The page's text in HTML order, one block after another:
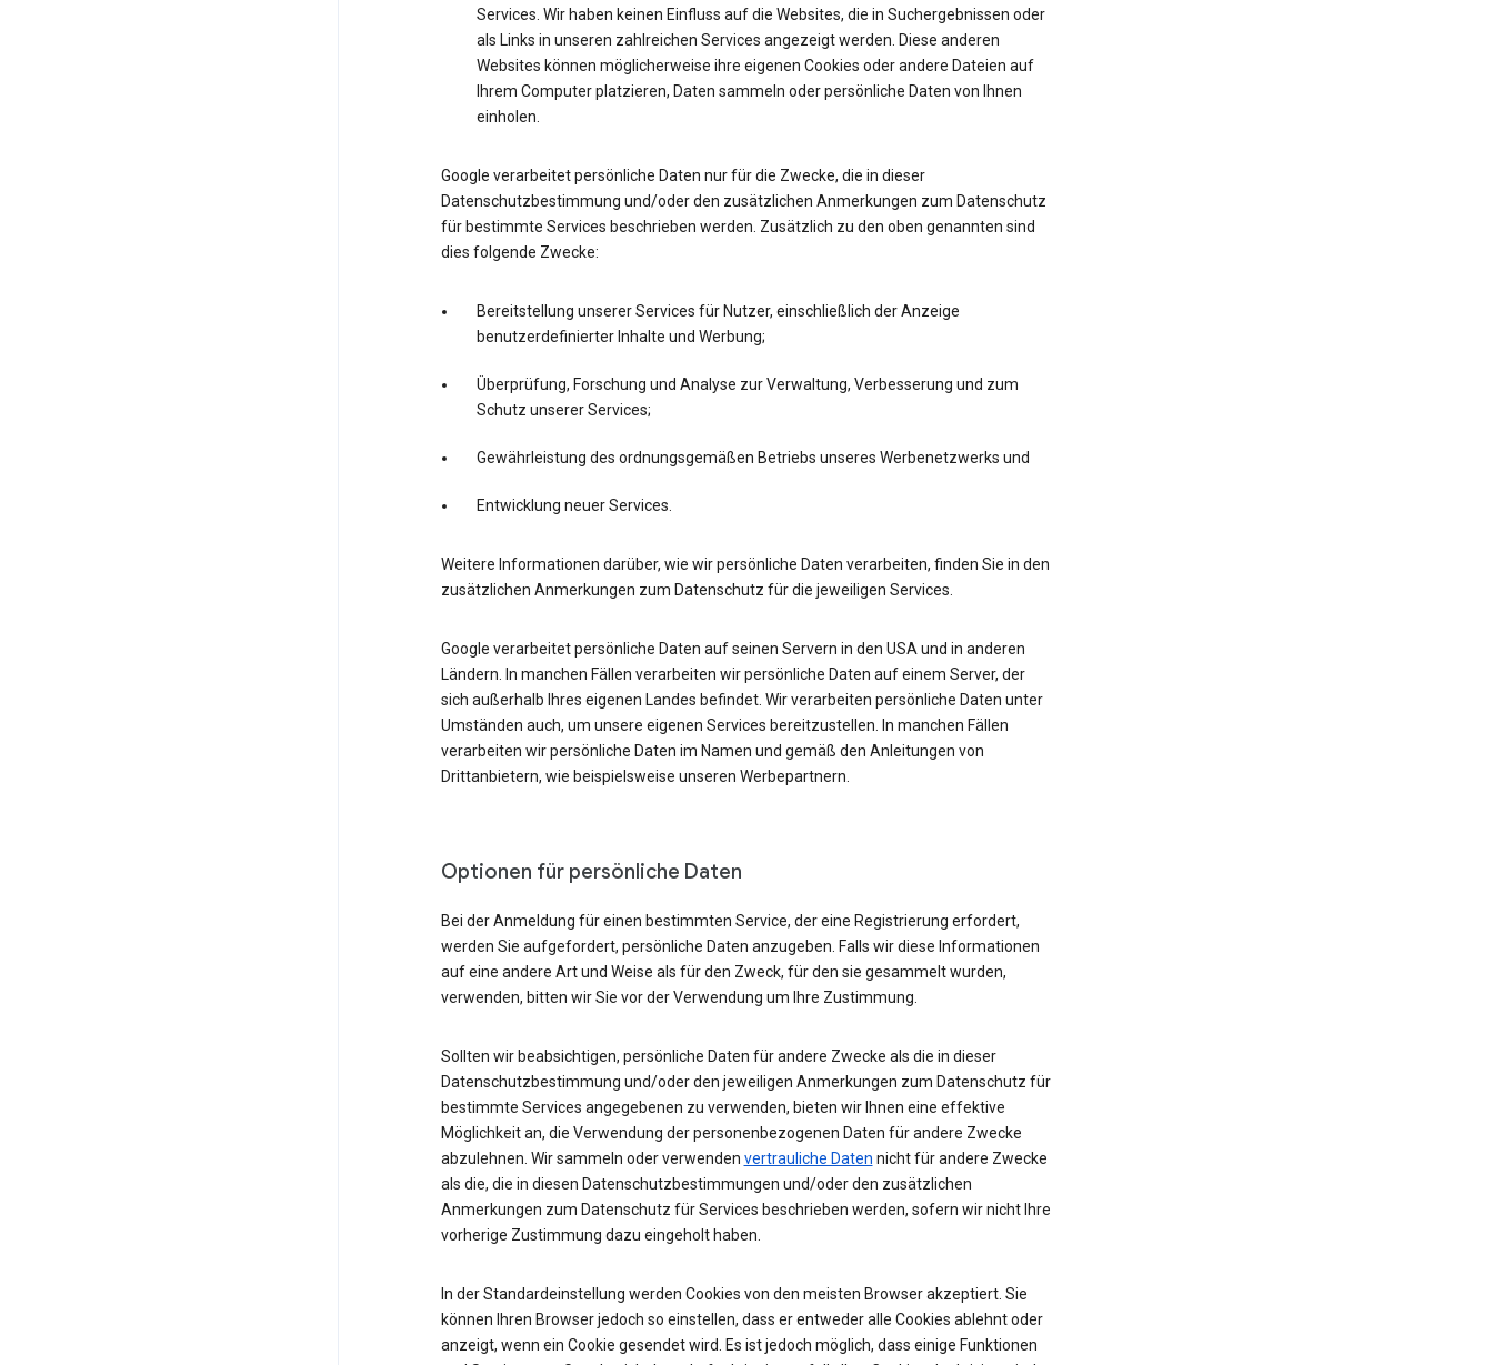
Services. Wir haben keinen Einfluss auf die Websites, die in Suchergebnissen oder
als Links in unseren zahlreichen Services angezeigt werden. Diese anderen
Websites können möglicherweise ihre eigenen Cookies oder andere Dateien auf
Ihrem Computer platzieren, Daten sammeln oder persönliche Daten von Ihnen
einholen.
Google verarbeitet persönliche Daten nur für die Zwecke, die in dieser
Datenschutzbestimmung und/oder den zusätzlichen Anmerkungen zum Datenschutz
für bestimmte Services beschrieben werden. Zusätzlich zu den oben genannten sind
dies folgende Zwecke:
Bereitstellung unserer Services für Nutzer, einschließlich der Anzeige
benutzerdefinierter Inhalte und Werbung;
Überprüfung, Forschung und Analyse zur Verwaltung, Verbesserung und zum
Schutz unserer Services;
Gewährleistung des ordnungsgemäßen Betriebs unseres Werbenetzwerks und
Entwicklung neuer Services.
Weitere Informationen darüber, wie wir persönliche Daten verarbeiten, finden Sie in den
zusätzlichen Anmerkungen zum Datenschutz für die jeweiligen Services.
Google verarbeitet persönliche Daten auf seinen Servern in den USA und in anderen
Ländern. In manchen Fällen verarbeiten wir persönliche Daten auf einem Server, der
sich außerhalb Ihres eigenen Landes befindet. Wir verarbeiten persönliche Daten unter
Umständen auch, um unsere eigenen Services bereitzustellen. In manchen Fällen
verarbeiten wir persönliche Daten im Namen und gemäß den Anleitungen von
Drittanbietern, wie beispielsweise unseren Werbepartnern.
Optionen für persönliche Daten
Bei der Anmeldung für einen bestimmten Service, der eine Registrierung erfordert,
werden Sie aufgefordert, persönliche Daten anzugeben. Falls wir diese Informationen
auf eine andere Art und Weise als für den Zweck, für den sie gesammelt wurden,
verwenden, bitten wir Sie vor der Verwendung um Ihre Zustimmung.
Sollten wir beabsichtigen, persönliche Daten für andere Zwecke als die in dieser
Datenschutzbestimmung und/oder den jeweiligen Anmerkungen zum Datenschutz für
bestimmte Services angegebenen zu verwenden, bieten wir Ihnen eine effektive
Möglichkeit an, die Verwendung der personenbezogenen Daten für andere Zwecke
abzulehnen. Wir sammeln oder verwenden vertrauliche Daten nicht für andere Zwecke
als die, die in diesen Datenschutzbestimmungen und/oder den zusätzlichen
Anmerkungen zum Datenschutz für Services beschrieben werden, sofern wir nicht Ihre
vorherige Zustimmung dazu eingeholt haben.
In der Standardeinstellung werden Cookies von den meisten Browser akzeptiert. Sie
können Ihren Browser jedoch so einstellen, dass er entweder alle Cookies ablehnt oder
anzeigt, wenn ein Cookie gesendet wird. Es ist jedoch möglich, dass einige Funktionen